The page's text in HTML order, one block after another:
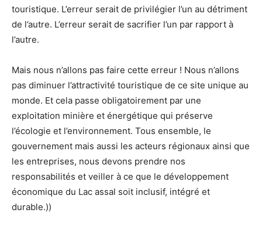
touristique. L’erreur serait de privilégier l’un au détriment
de l’autre. L’erreur serait de sacrifier l’un par rapport à
l’autre.
Mais nous n’allons pas faire cette erreur ! Nous n’allons
pas diminuer l’attractivité touristique de ce site unique au
monde. Et cela passe obligatoirement par une
exploitation minière et énergétique qui préserve
l’écologie et l’environnement. Tous ensemble, le
gouvernement mais aussi les acteurs régionaux ainsi que
les entreprises, nous devons prendre nos
responsabilités et veiller à ce que le développement
économique du Lac assal soit inclusif, intégré et
durable.))